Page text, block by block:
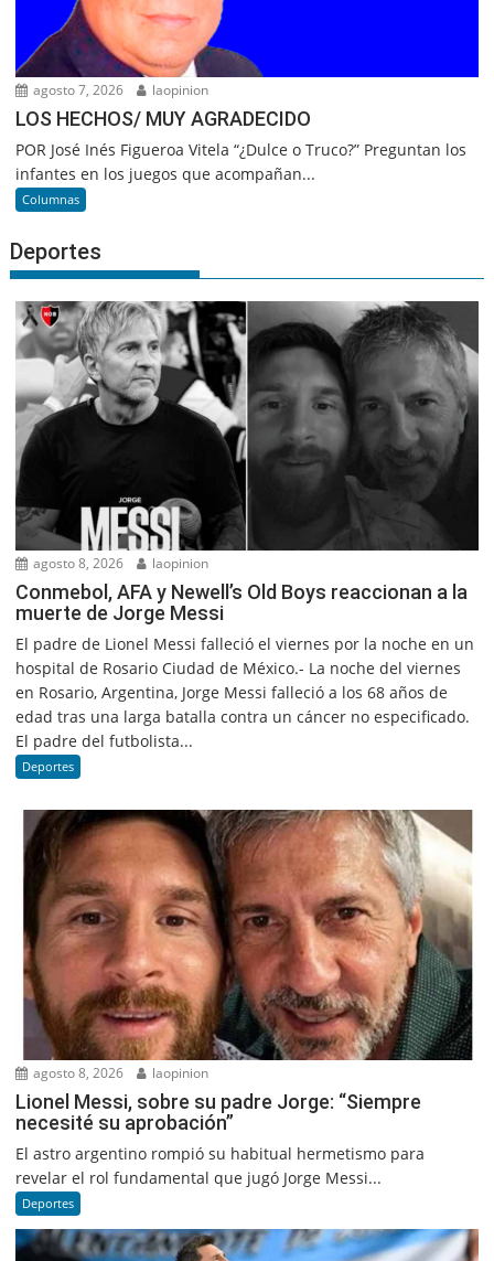
agosto 7, 2026 laopinion
LOS HECHOS/ MUY AGRADECIDO
POR José Inés Figueroa Vitela “¿Dulce o Truco?” Preguntan los
infantes en los juegos que acompañan...
Columnas
Deportes
agosto 8, 2026 laopinion
Conmebol, AFA y Newell’s Old Boys reaccionan a la
muerte de Jorge Messi
El padre de Lionel Messi falleció el viernes por la noche en un
hospital de Rosario Ciudad de México.- La noche del viernes
en Rosario, Argentina, Jorge Messi falleció a los 68 años de
edad tras una larga batalla contra un cáncer no especificado.
El padre del futbolista...
Deportes
agosto 8, 2026 laopinion
Lionel Messi, sobre su padre Jorge: “Siempre
necesité su aprobación”
El astro argentino rompió su habitual hermetismo para
revelar el rol fundamental que jugó Jorge Messi...
Deportes